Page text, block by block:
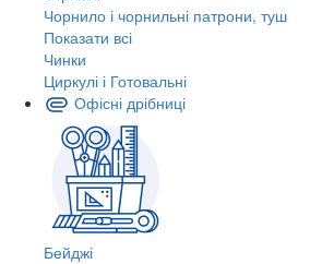
Чорнило і чорнильні патрони, туш
Показати всі
Чинки
Циркулі і Готовальні
Офісні дрібниці
Бейджі